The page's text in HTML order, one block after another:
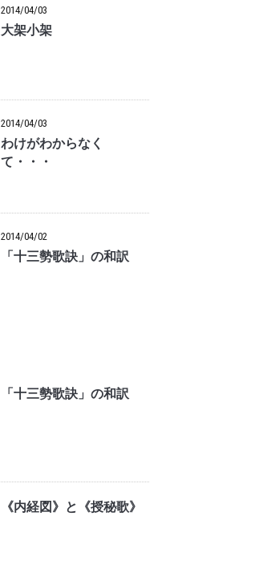
2014/04/03
大架小架
2014/04/03
わけがわからなく
て・・・
2014/04/02
「十三勢歌訣」の和訳
「十三勢歌訣」の和訳
《内経図》と《授秘歌》